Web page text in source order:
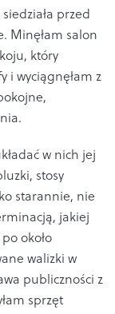
przed
Minęłam salon
który
i wyciągnęłam z
w nich jej
stosy
starannie, nie
jakiej
około
walizki w
publiczności z
sprzęt